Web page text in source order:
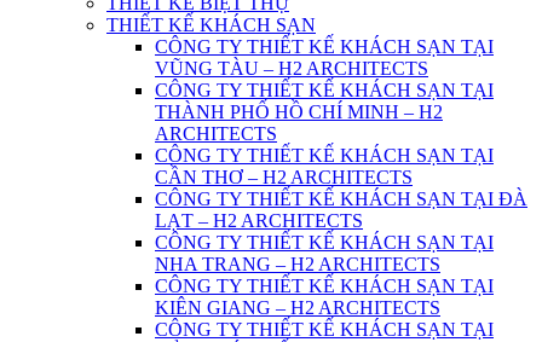
THIẾT KẾ KHÁCH SẠN
CÔNG TY THIẾT KẾ KHÁCH SẠN TẠI
VŨNG TÀU – H2 ARCHITECTS
CÔNG TY THIẾT KẾ KHÁCH SẠN TẠI
THÀNH PHỐ HỒ CHÍ MINH – H2
ARCHITECTS
CÔNG TY THIẾT KẾ KHÁCH SẠN TẠI
CẦN THƠ – H2 ARCHITECTS
CÔNG TY THIẾT KẾ KHÁCH SẠN TẠI ĐÀ
LẠT – H2 ARCHITECTS
CÔNG TY THIẾT KẾ KHÁCH SẠN TẠI
NHA TRANG – H2 ARCHITECTS
CÔNG TY THIẾT KẾ KHÁCH SẠN TẠI
KIÊN GIANG – H2 ARCHITECTS
CÔNG TY THIẾT KẾ KHÁCH SẠN TẠI